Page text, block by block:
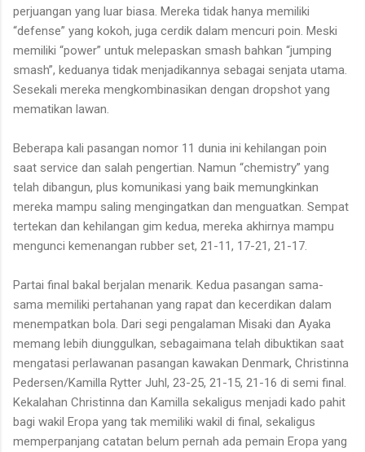
perjuangan yang luar biasa. Mereka tidak hanya memiliki
“defense” yang kokoh, juga cerdik dalam mencuri poin. Meski
memiliki “power” untuk melepaskan smash bahkan “jumping
smash”, keduanya tidak menjadikannya sebagai senjata utama.
Sesekali mereka mengkombinasikan dengan dropshot yang
mematikan lawan.
Beberapa kali pasangan nomor 11 dunia ini kehilangan poin
saat service dan salah pengertian. Namun “chemistry” yang
telah dibangun, plus komunikasi yang baik memungkinkan
mereka mampu saling mengingatkan dan menguatkan. Sempat
tertekan dan kehilangan gim kedua, mereka akhirnya mampu
mengunci kemenangan rubber set, 21-11, 17-21, 21-17.
Partai final bakal berjalan menarik. Kedua pasangan sama-
sama memiliki pertahanan yang rapat dan kecerdikan dalam
menempatkan bola. Dari segi pengalaman Misaki dan Ayaka
memang lebih diunggulkan, sebagaimana telah dibuktikan saat
mengatasi perlawanan pasangan kawakan Denmark, Christinna
Pedersen/Kamilla Rytter Juhl, 23-25, 21-15, 21-16 di semi final.
Kekalahan Christinna dan Kamilla sekaligus menjadi kado pahit
bagi wakil Eropa yang tak memiliki wakil di final, sekaligus
memperpanjang catatan belum pernah ada pemain Eropa yang